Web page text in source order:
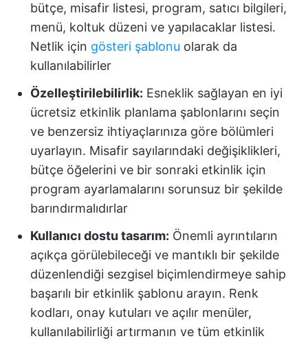
bütçe, misafir listesi, program, satıcı bilgileri,
menü, koltuk düzeni ve yapılacaklar listesi.
Netlik için gösteri şablonu olarak da
kullanılabilirler
Özelleştirilebilirlik: Esneklik sağlayan en iyi
ücretsiz etkinlik planlama şablonlarını seçin
ve benzersiz ihtiyaçlarınıza göre bölümleri
uyarlayın. Misafir sayılarındaki değişiklikleri,
bütçe öğelerini ve bir sonraki etkinlik için
program ayarlamalarını sorunsuz bir şekilde
barındırmalıdırlar
Kullanıcı dostu tasarım: Önemli ayrıntıların
açıkça görülebileceği ve mantıklı bir şekilde
düzenlendiği sezgisel biçimlendirmeye sahip
başarılı bir etkinlik şablonu arayın. Renk
kodları, onay kutuları ve açılır menüler,
kullanılabilirliği artırmanın ve tüm etkinlik